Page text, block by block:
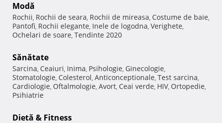
Modă
Rochii, Rochii de seara, Rochii de mireasa, Costume de baie,
Pantofi, Rochii elegante, Inele de logodna, Verighete,
Ochelari de soare, Tendinte 2020
Sănătate
Sarcina, Ceaiuri, Inima, Psihologie, Ginecologie,
Stomatologie, Colesterol, Anticonceptionale, Test sarcina,
Cardiologie, Oftalmologie, Avort, Ceai verde, HIV, Ortopedie,
Psihiatrie
Dietă & Fitness